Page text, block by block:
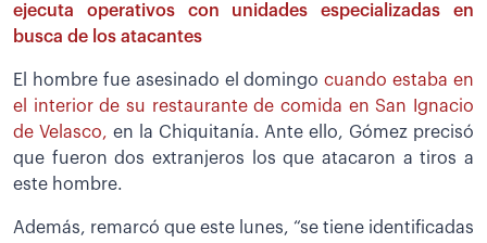
ejecuta operativos con unidades especializadas en
busca de los atacantes
El hombre fue asesinado el domingocuando estaba en
el interior de su restaurante de comida en San Ignacio
de Velasco, en la Chiquitanía. Ante ello, Gómez precisó
que fueron dos extranjeros los que atacaron a tiros a
este hombre.
Además, remarcó que este lunes, “se tiene identificadas